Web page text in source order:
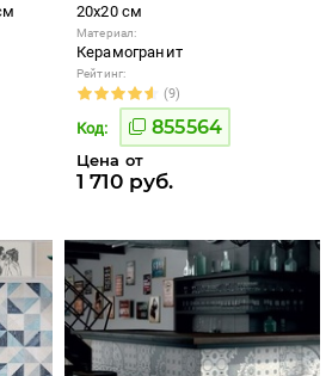
20x20 см
Материал:
Керамогранит
Рейтинг:
(9)
Код: 855564
Цена от
1 710 руб.